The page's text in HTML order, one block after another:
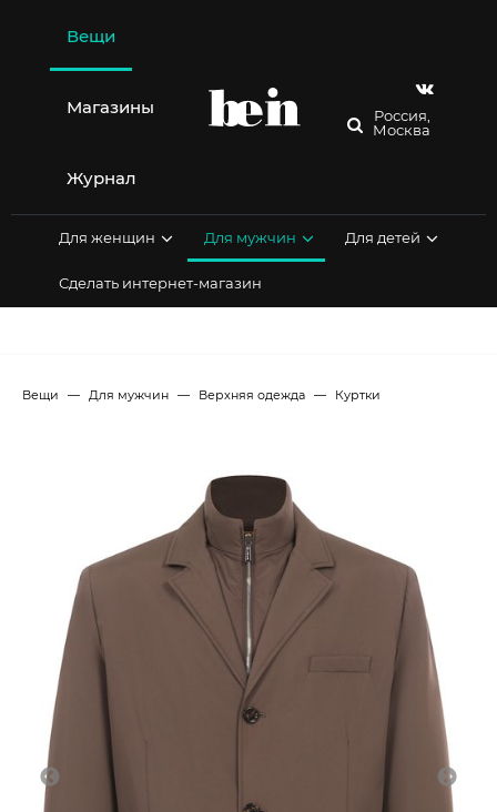
содержимому
Вещи
Магазины
Журнал
Россия,
Москва
Для женщин Для мужчин Для детей
Сделать интернет-магазин
Вещи Для мужчин Верхняя одежда Куртки